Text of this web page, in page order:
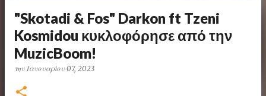
"Skotadi & Fos" Darkon ft Tzeni
Kosmidou κυκλοφόρησε από την
MuzicBoom!
την Ιανουαρίου 07, 2023